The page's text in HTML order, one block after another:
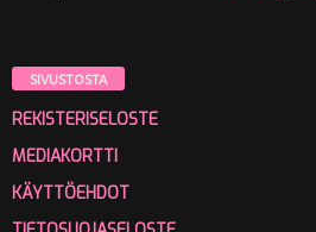
SIVUSTOSTA
REKISTERISELOSTE
MEDIAKORTTI
KÄYTTÖEHDOT